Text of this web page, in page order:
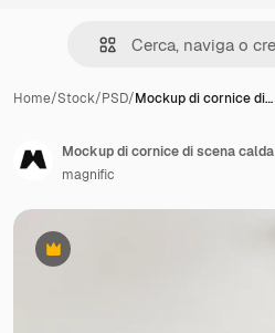
Home/Stock/PSD/Mockup di cornice di…
Premium
Mockup di cornice di scena calda
magnific